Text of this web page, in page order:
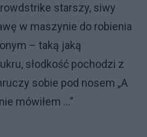
starszy, siwy
w maszynie do robienia
– taką jaką
słodkość pochodzi z
sobie pod nosem „A
mówiłem …”